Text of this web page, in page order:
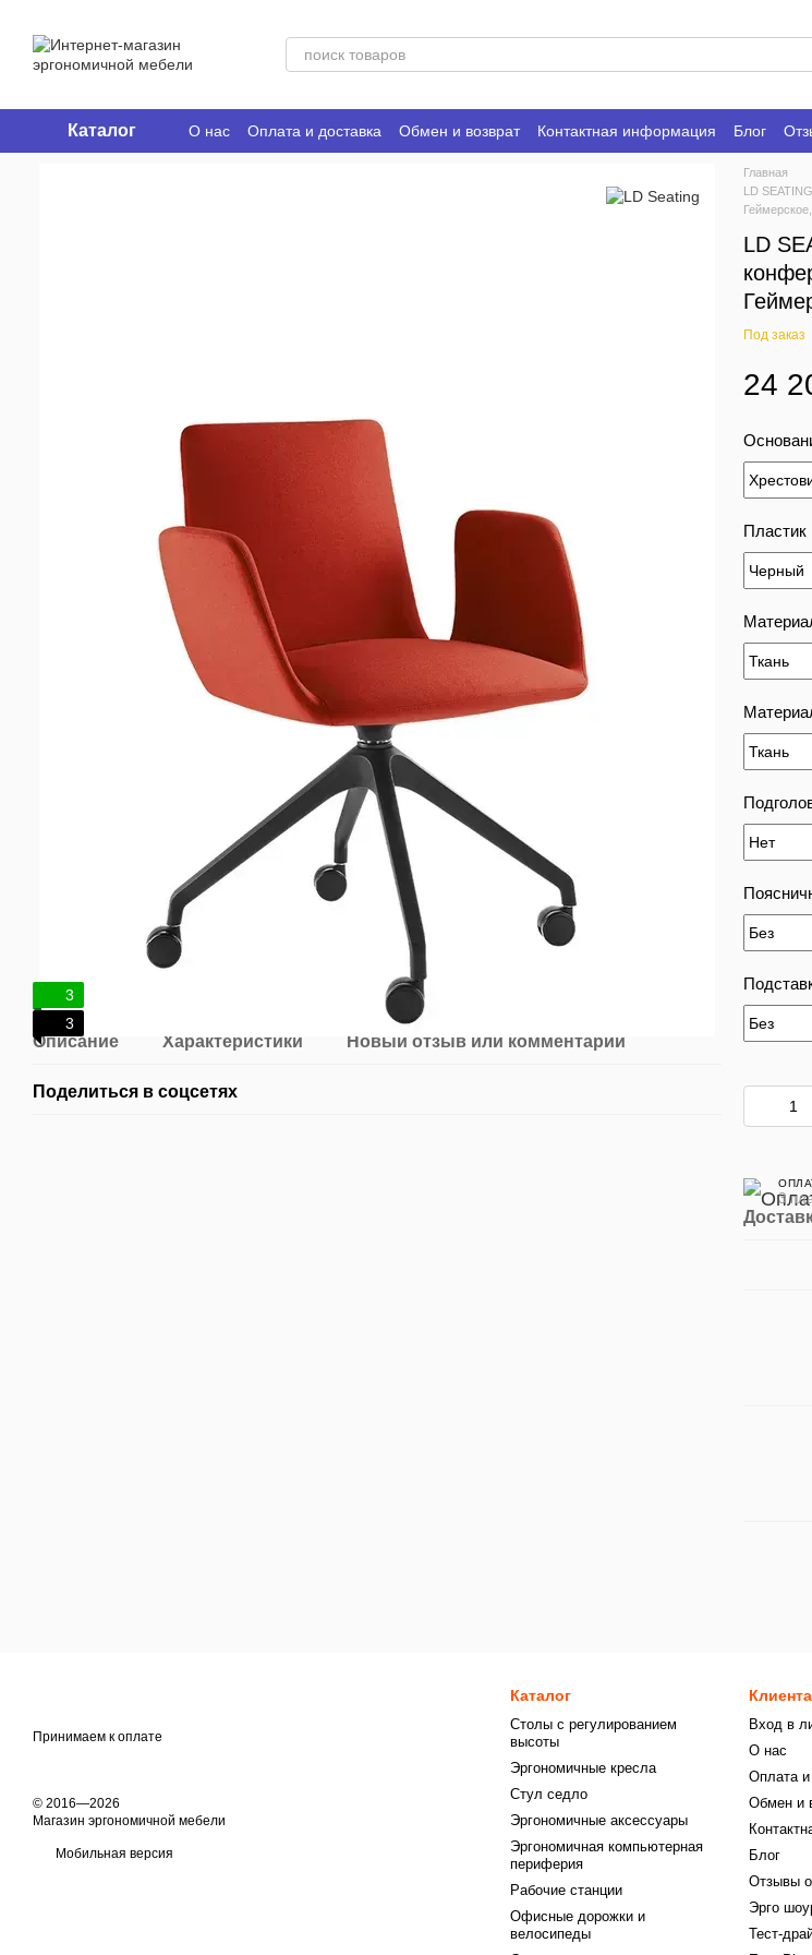
Каталог О нас Оплата и доставка Обмен и возврат Контактная информация Блог
Ergo Place Club
3
3
Описание Характеристики Новый отзыв или комментарий
Поделиться в соцсетях
Главная
LD
LD
Под заказ
24
Пластик
3
Принимаем к оплате
© 2016—2026
Магазин эргономичной мебели
Мобильная версия
Каталог
Столы с регулированием
высоты
Эргономичные кресла
Стул седло
Эргономичные аксессуары
Эргономичная компьютерная
периферия
Рабочие станции
Офисные дорожки и
велосипеды
Вход в
О нас
Оплата и
Обмен и
Блог
Отзывы
Эрго
Тест-